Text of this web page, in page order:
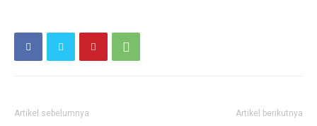
Artikel sebelumnya Artikel berikutnya